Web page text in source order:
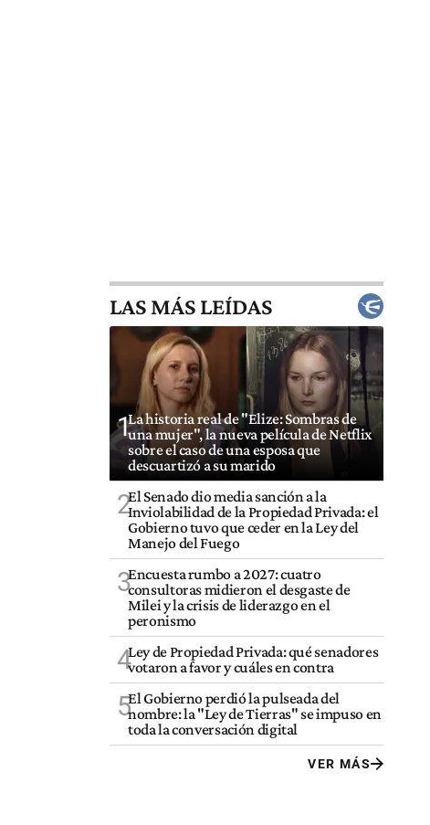
LAS MÁS LEÍDAS
1La historia real de "Elize: Sombras de
una mujer", la nueva película de Netflix
sobre el caso de una esposa que
descuartizó a su marido
2El Senado dio media sanción a la
Inviolabilidad de la Propiedad Privada: el
Gobierno tuvo que ceder en la Ley del
Manejo del Fuego
3Encuesta rumbo a 2027: cuatro
consultoras midieron el desgaste de
Milei y la crisis de liderazgo en el
peronismo
4Ley de Propiedad Privada: qué senadores
votaron a favor y cuáles en contra
5El Gobierno perdió la pulseada del
nombre: la "Ley de Tierras" se impuso en
toda la conversación digital
VER MÁS